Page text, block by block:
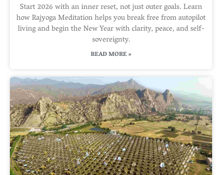
Start 2026 with an inner reset, not just outer goals. Learn
how Rajyoga Meditation helps you break free from autopilot
living and begin the New Year with clarity, peace, and self-
sovereignty.
READ MORE »